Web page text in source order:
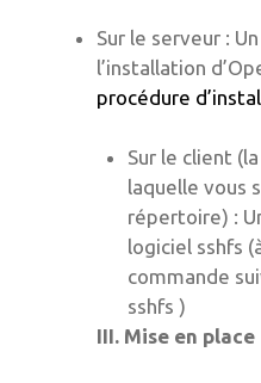
Sur le serveur :
l’installation
procédure
Sur le client
laquelle vous
répertoire) :
logiciel sshfs
commande
sshfs )
III. Mise en place